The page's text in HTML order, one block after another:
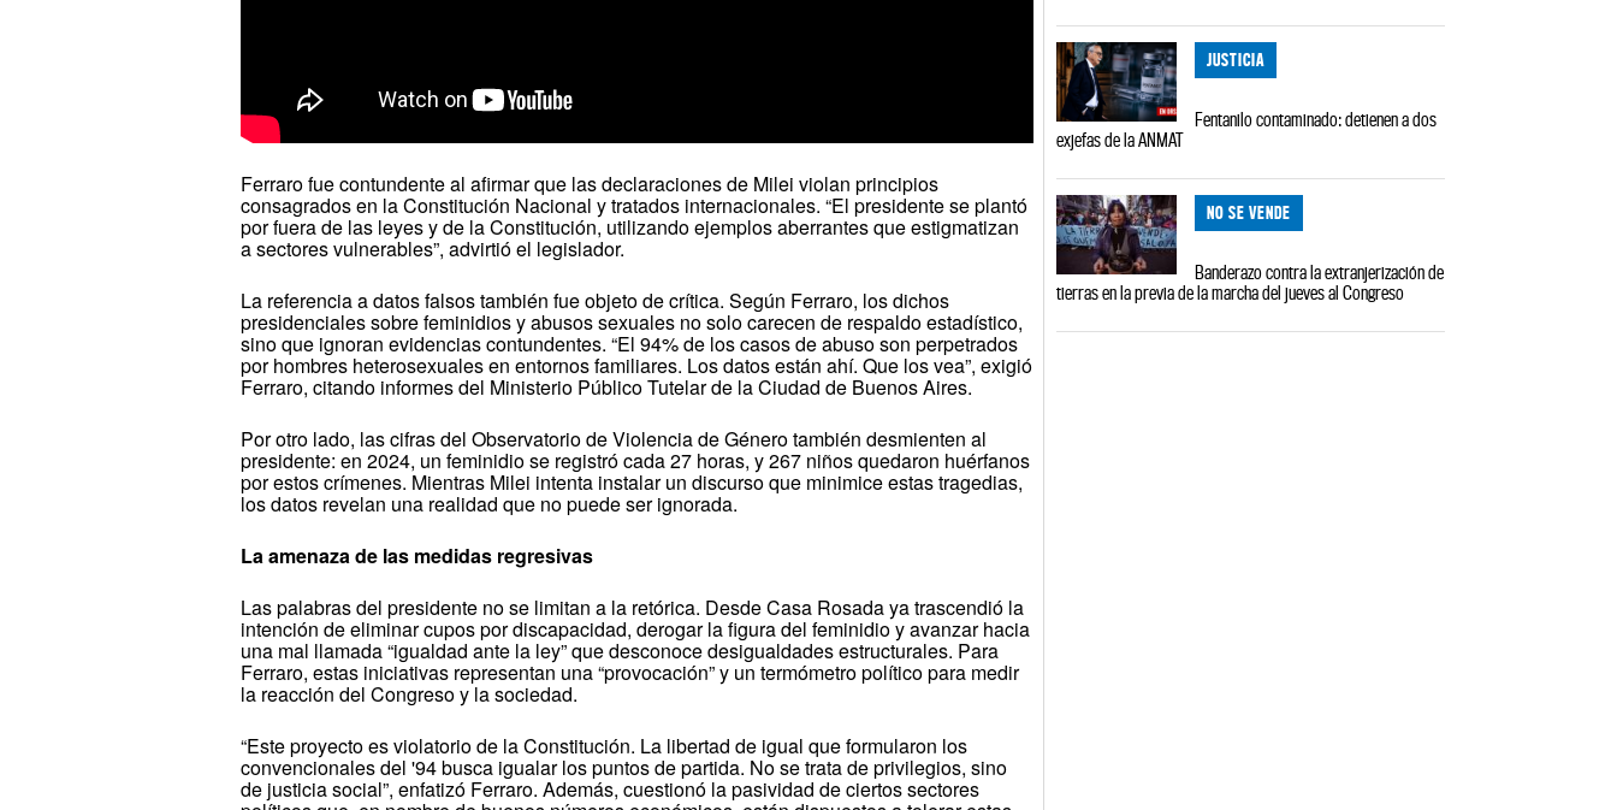
Ferraro fue contundente al afirmar que las declaraciones de Milei violan principios
consagrados en la Constitución Nacional y tratados internacionales. “El presidente se plantó
por fuera de las leyes y de la Constitución, utilizando ejemplos aberrantes que estigmatizan
a sectores vulnerables”, advirtió el legislador.
La referencia a datos falsos también fue objeto de crítica. Según Ferraro, los dichos
presidenciales sobre feminidios y abusos sexuales no solo carecen de respaldo estadístico,
sino que ignoran evidencias contundentes. “El 94% de los casos de abuso son perpetrados
por hombres heterosexuales en entornos familiares. Los datos están ahí. Que los vea”, exigió
Ferraro, citando informes del Ministerio Público Tutelar de la Ciudad de Buenos Aires.
Por otro lado, las cifras del Observatorio de Violencia de Género también desmienten al
presidente: en 2024, un feminidio se registró cada 27 horas, y 267 niños quedaron huérfanos
por estos crímenes. Mientras Milei intenta instalar un discurso que minimice estas tragedias,
los datos revelan una realidad que no puede ser ignorada.
La amenaza de las medidas regresivas
Las palabras del presidente no se limitan a la retórica. Desde Casa Rosada ya trascendió la
intención de eliminar cupos por discapacidad, derogar la figura del feminidio y avanzar hacia
una mal llamada “igualdad ante la ley” que desconoce desigualdades estructurales. Para
Ferraro, estas iniciativas representan una “provocación” y un termómetro político para medir
la reacción del Congreso y la sociedad.
“Este proyecto es violatorio de la Constitución. La libertad de igual que formularon los
convencionales del '94 busca igualar los puntos de partida. No se trata de privilegios, sino
de justicia social”, enfatizó Ferraro. Además, cuestionó la pasividad de ciertos sectores
JUSTICIA
Fentanilo contaminado: detienen a dos
exjefas de la ANMAT
NO SE VENDE
Banderazo contra la extranjerización de
tierras en la previa de la marcha del jueves al Congreso